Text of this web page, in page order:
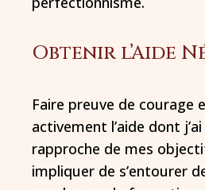
Obtenir l’Aide
Faire preuve de courage
activement l’aide dont
rapproche de mes
impliquer de s’entourer